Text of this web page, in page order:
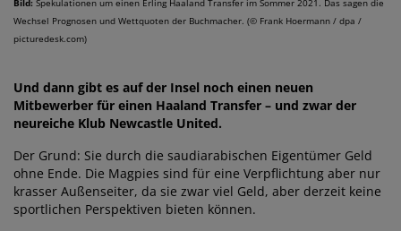
Wechsel Prognosen und Wettquoten der Buchmacher. (© Frank Hoermann / dpa /
picturedesk.com)
Und dann gibt es auf der Insel noch einen neuen
Mitbewerber für einen Haaland Transfer – und zwar der
neureiche Klub Newcastle United.
Der Grund: Sie durch die saudiarabischen Eigentümer Geld
ohne Ende. Die Magpies sind für eine Verpflichtung aber nur
krasser Außenseiter, da sie zwar viel Geld, aber derzeit keine
sportlichen Perspektiven bieten können.